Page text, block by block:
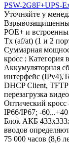
PSW-2G8F+UPS-
Уточняйте у
POE+ и
Tx (af/at) (1 и 2
Суммарная
кросс ;
Аккумуляторная
интерфейс
DHCP Client,
перезагрузка
Оптический кросс
IP66/IP67; -
Блок АКБ
вводов
75 000 часов (8,6